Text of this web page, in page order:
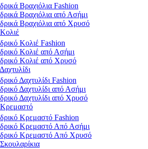
Βραχιόλια Fashion
Βραχιόλια από Ασήμι
Βραχιόλια από Χρυσό
Κολιέ Fashion
Κολιέ από Ασήμι
Κολιέ από Χρυσό
Δαχτυλίδι Fashion
Δαχτυλίδι από Ασήμι
Δαχτυλίδι από Χρυσό
Κρεμαστό Fashion
Κρεμαστό Από Ασήμι
Κρεμαστό Από Χρυσό